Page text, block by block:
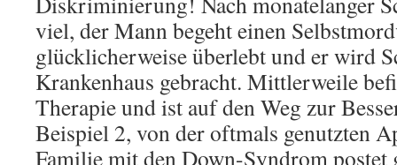
viel, der Mann begeht einen
glücklicherweise überlebt und er wird
Krankenhaus gebracht. Mittlerweile
Therapie und ist auf den Weg zur
Beispiel 2, von der oftmals genutzten
Familie mit den Down-Syndrom postet